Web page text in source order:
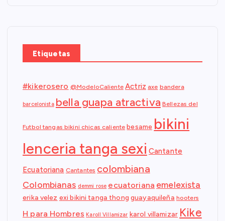
Etiquetas
#kikerosero @ModeloCaliente Actriz axe bandera
barcelonista bella guapa atractiva Bellezas del
Futbol tangas bikini chicas caliente besame bikini
lenceria tanga sexi Cantante
Ecuatoriana Cantantes colombiana
Colombianas demmi rose ecuatoriana emelexista
erika velez exi bikini tanga thong guayaquileña hooters
H para Hombres Karoll Villamizar karol villamizar Kike